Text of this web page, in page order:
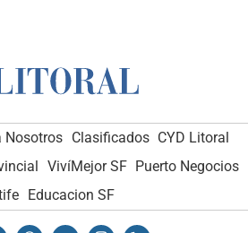
Nosotros Clasificados CYD Litoral
VivíMejor SF Puerto Negocios
Educacion SF